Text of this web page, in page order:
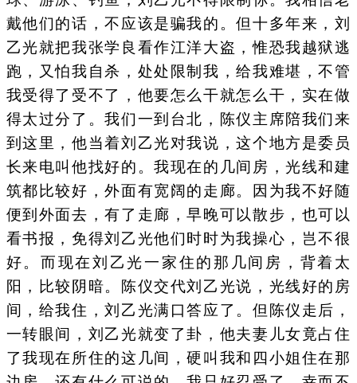
戴他们的话，不应该是骗我的。但十多年来，刘
乙光就把我张学良看作江洋大盗，惟恐我越狱逃
跑，又怕我自杀，处处限制我，给我难堪，不管
我受得了受不了，他要怎么干就怎么干，实在做
得太过分了。我们一到台北，陈仪主席陪我们来
到这里，他当着刘乙光对我说，这个地方是委员
长来电叫他找好的。我现在的几间房，光线和建
筑都比较好，外面有宽阔的走廊。因为我不好随
便到外面去，有了走廊，早晚可以散步，也可以
看书报，免得刘乙光他们时时为我操心，岂不很
好。而现在刘乙光一家住的那几间房，背着太
阳，比较阴暗。陈仪交代刘乙光说，光线好的房
间，给我住，刘乙光满口答应了。但陈仪走后，
一转眼间，刘乙光就变了卦，他夫妻儿女竟占住
了我现在所住的这几间，硬叫我和四小姐住在那